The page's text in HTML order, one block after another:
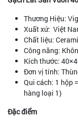
Thương Hiệu:
Xuất xứ: Việt
Chất liệu:
Công năng:
Kích thước:
Đơn vị tính:
Qui cách: 1 hộp
hàng loại 1)
Đặc điểm